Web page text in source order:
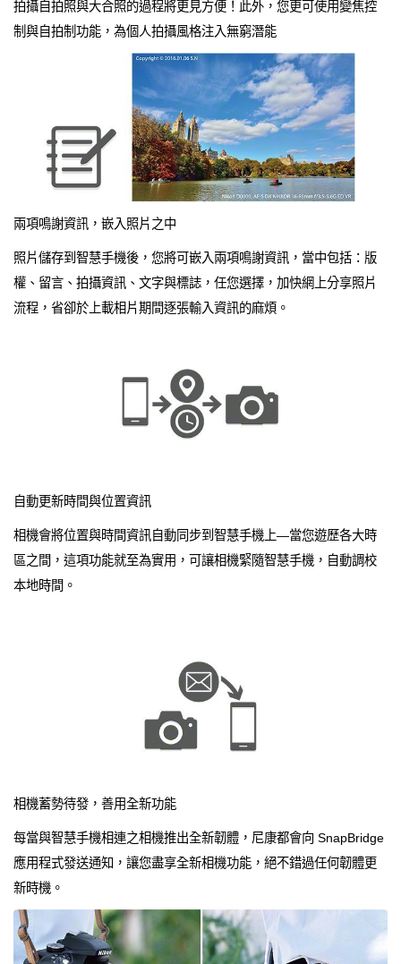
拍攝自拍照與大合照的過程將更見方便！此外，您更可使用變焦控
制與自拍制功能，為個人拍攝風格注入無窮潛能
兩項鳴謝資訊，嵌入照片之中
照片儲存到智慧手機後，您將可嵌入兩項鳴謝資訊，當中包括：版
權、留言、拍攝資訊、文字與標誌，任您選擇，加快網上分享照片
流程，省卻於上載相片期間逐張輸入資訊的麻煩。
自動更新時間與位置資訊
相機會將位置與時間資訊自動同步到智慧手機上—當您遊歷各大時
區之間，這項功能就至為實用，可讓相機緊隨智慧手機，自動調校
本地時間。
相機蓄勢待發，善用全新功能
每當與智慧手機相連之相機推出全新韌體，尼康都會向 SnapBridge
應用程式發送通知，讓您盡享全新相機功能，絕不錯過任何韌體更
新時機。